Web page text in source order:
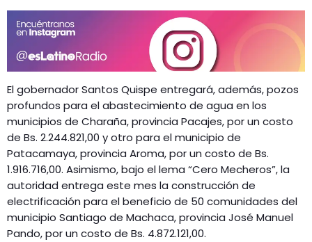
El gobernador Santos Quispe entregará, además, pozos
profundos para el abastecimiento de agua en los
municipios de Charaña, provincia Pacajes, por un costo
de Bs. 2.244.821,00 y otro para el municipio de
Patacamaya, provincia Aroma, por un costo de Bs.
1.916.716,00. Asimismo, bajo el lema “Cero Mecheros”, la
autoridad entrega este mes la construcción de
electrificación para el beneficio de 50 comunidades del
municipio Santiago de Machaca, provincia José Manuel
Pando, por un costo de Bs. 4.872.121,00.